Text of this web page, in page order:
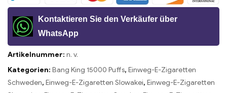
Kontaktieren Sie den Verkäufer über
WhatsApp
Artikelnummer: n. v.
Kategorien: Bang King 15000 Puffs, Einweg-E-Zigaretten
Schweden, Einweg-E-Zigaretten Slowakei, Einweg-E-Zigaretten